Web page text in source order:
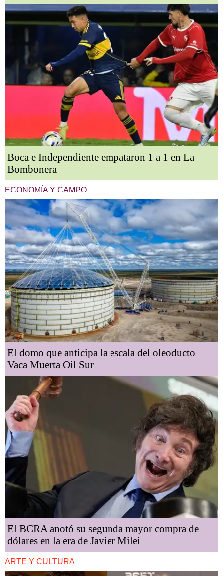
Boca e Independiente empataron 1 a 1 en La
Bombonera
ECONOMÍA Y CAMPO
El domo que anticipa la escala del oleoducto
Vaca Muerta Oil Sur
El BCRA anotó su segunda mayor compra de
dólares en la era de Javier Milei
ARTE Y CULTURA